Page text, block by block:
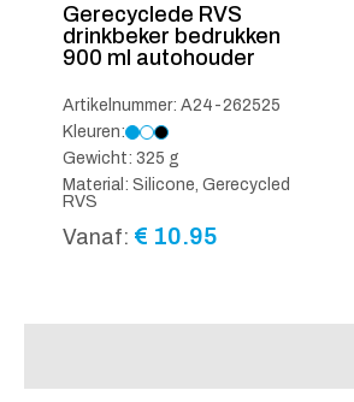
Gerecyclede RVS
drinkbeker bedrukken
900 ml autohouder
Artikelnummer: A24-262525
Kleuren:
Gewicht: 325 g
Material: Silicone, Gerecycled
RVS
Vanaf: € 10.95